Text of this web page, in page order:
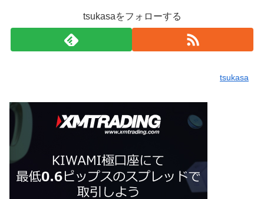
tsukasaをフォローする
tsukasa